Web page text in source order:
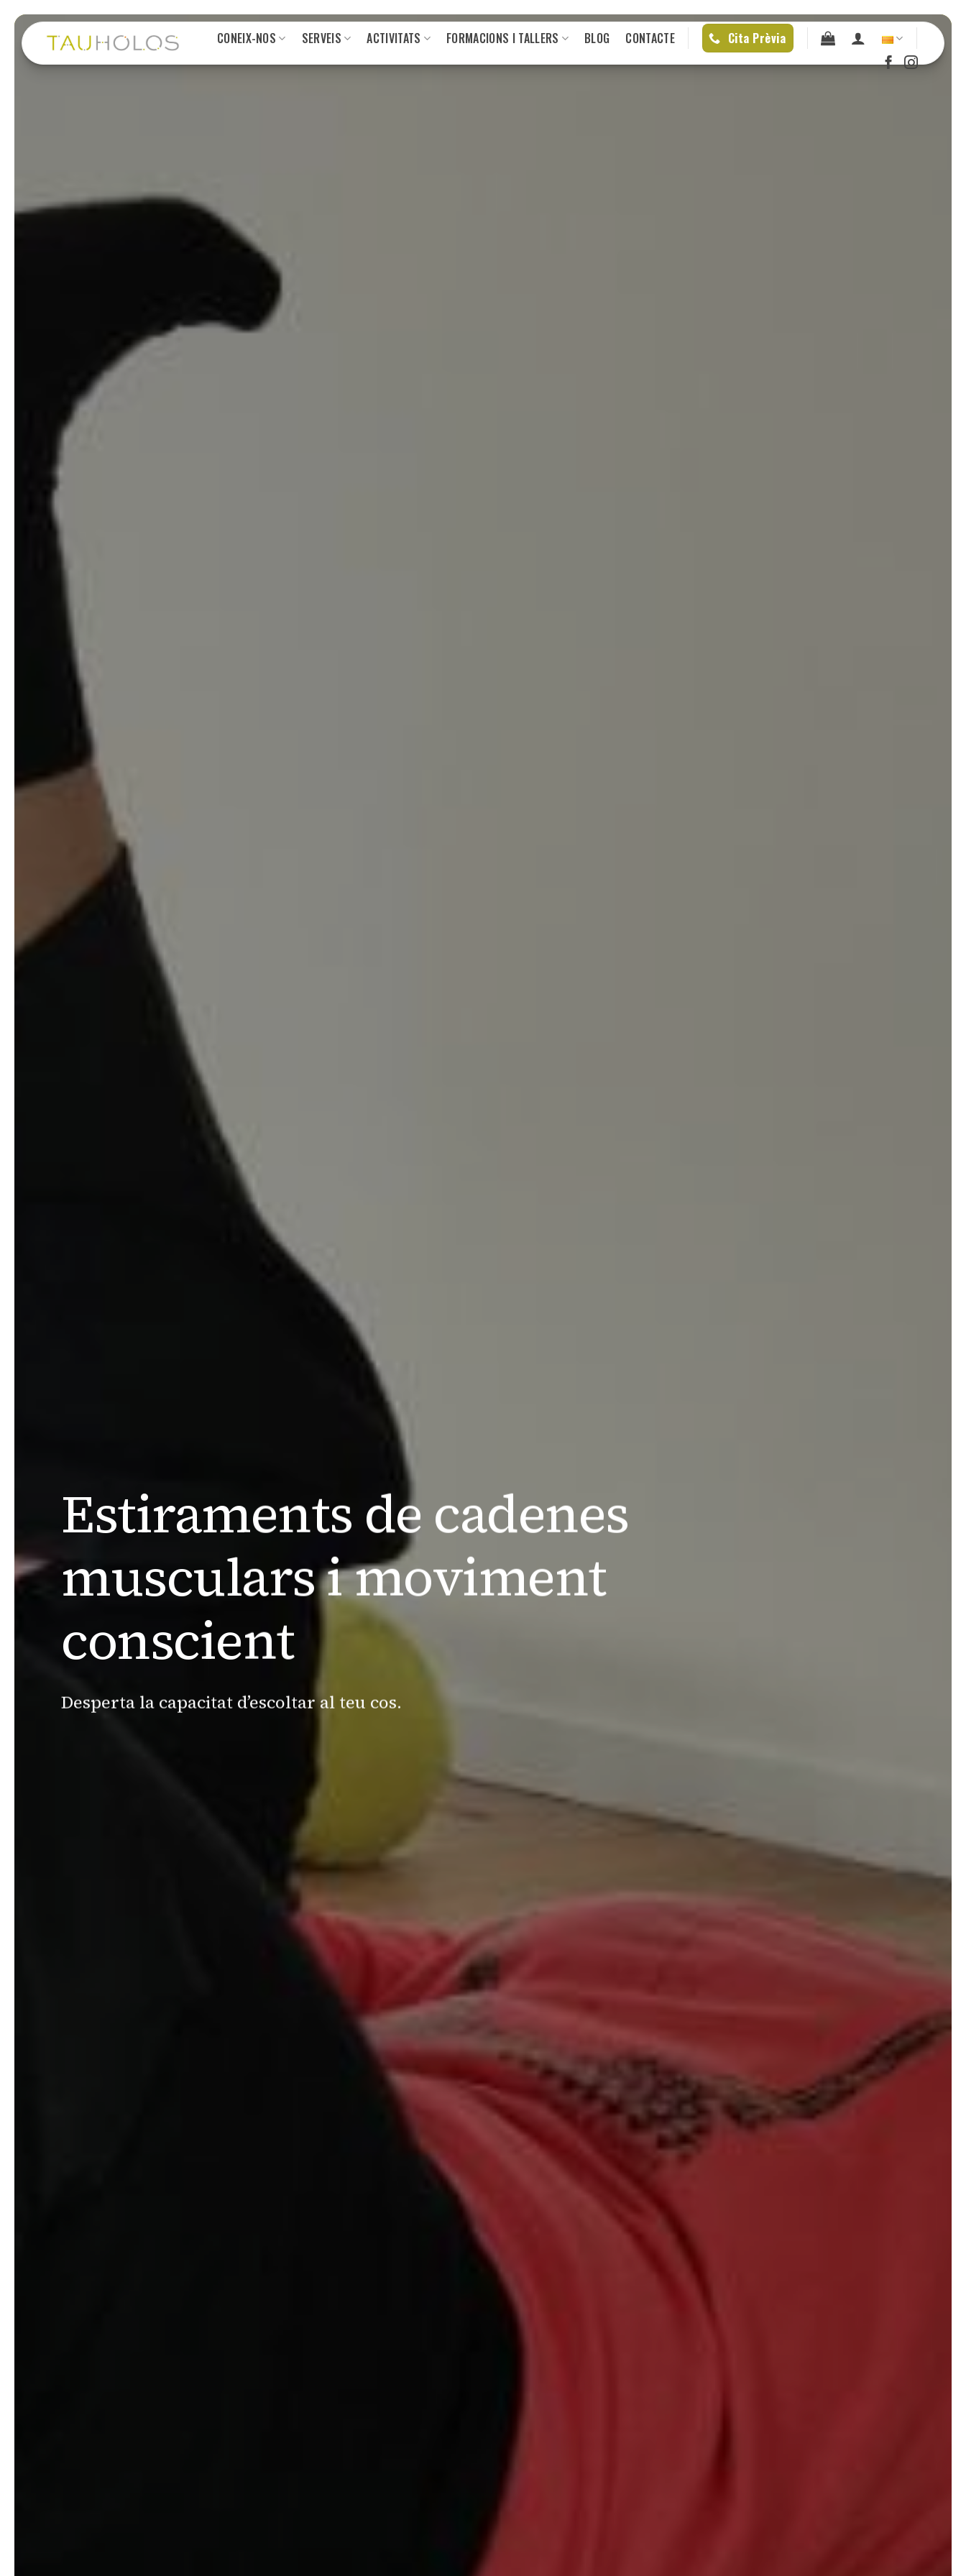
Skip
content
CONEIX-NOS SERVEIS ACTIVITATS FORMACIONS I TALLERS BLOG CONTACTE Cita Prèvia
Estiraments de cadenes
musculars i moviment
conscient
Desperta la capacitat d’escoltar al teu cos.